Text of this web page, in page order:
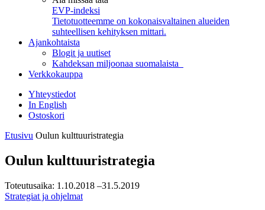
EVP-indeksi
Tietotuotteemme on kokonaisvaltainen alueiden
suhteellisen kehityksen mittari.
Ajankohtaista
Blogit ja uutiset
Kahdeksan miljoonaa suomalaista
Verkkokauppa
Yhteystiedot
In English
Ostoskori
Etusivu Oulun kulttuuristrategia
Oulun kulttuuristrategia
Toteutusaika: 1.10.2018 –31.5.2019
Strategiat ja ohjelmat